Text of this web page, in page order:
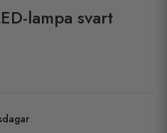
lampa svart